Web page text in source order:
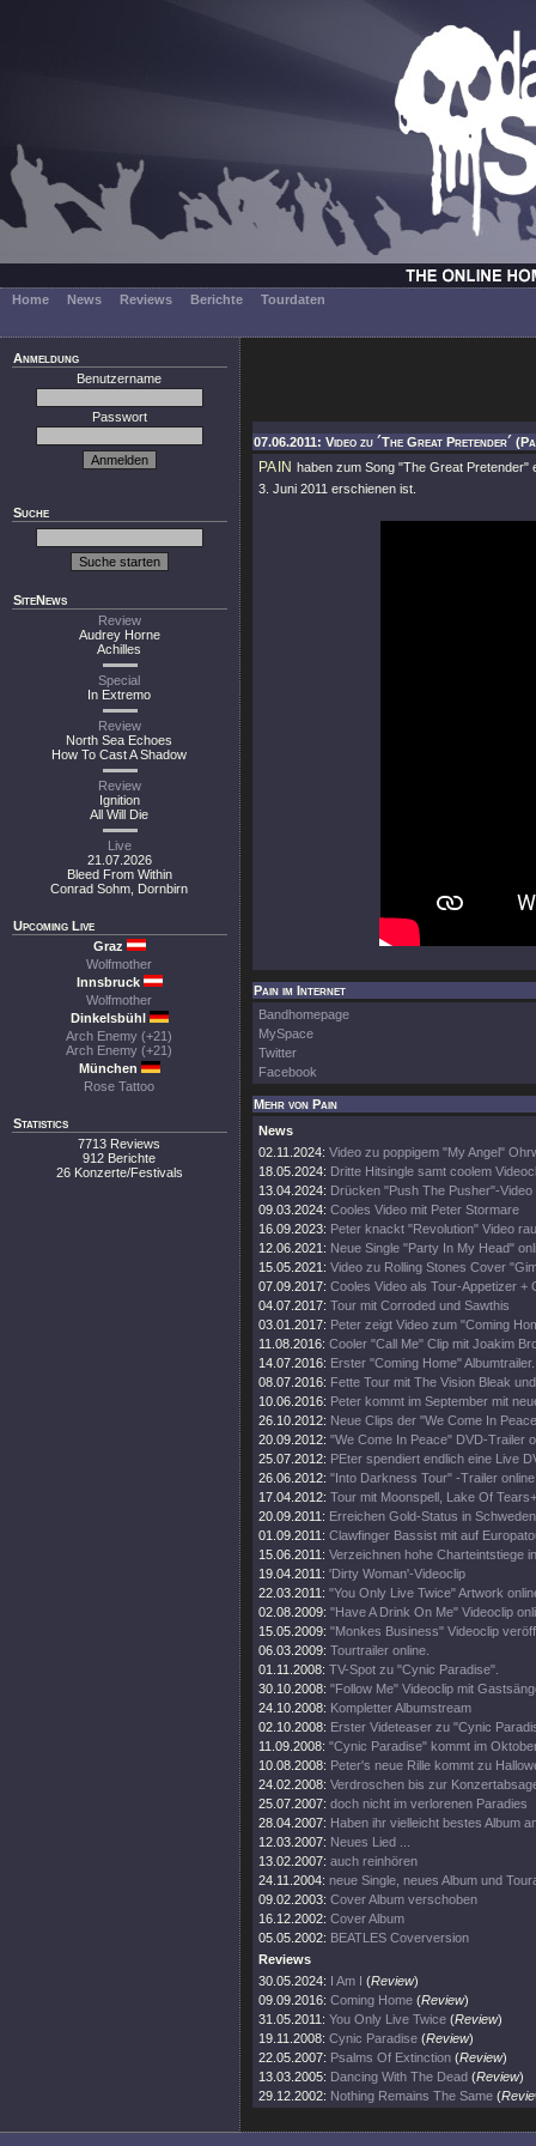
Home News Reviews Berichte Tourdaten
Anmeldung
Benutzername
Passwort
Suche
SiteNews
Review
Audrey Horne
Achilles
Special
In Extremo
Review
North Sea Echoes
How To Cast A Shadow
Review
Ignition
All Will Die
Live
21.07.2026
Bleed From Within
Conrad Sohm, Dornbirn
Upcoming Live
Graz
Wolfmother
Innsbruck
Wolfmother
Dinkelsbühl
Arch Enemy (+21)
Arch Enemy (+21)
München
Rose Tattoo
Statistics
7713 Reviews
912 Berichte
26 Konzerte/Festivals
07.06.2011: Video zu ´The Great Pretender´
PAIN haben zum Song"The Great Pretender"
3. Juni 2011 erschienen ist.
Pain im Internet
Bandhomepage
MySpace
Twitter
Facebook
Mehr von Pain
News
02.11.2024: Video zu poppigem "My Angel"
18.05.2024: Dritte Hitsingle samt coolem
13.04.2024: Drücken "Push The Pusher"-Video
09.03.2024: Cooles Video mit Peter Stormare
16.09.2023: Peter knackt "Revolution" Video
12.06.2021: Neue Single "Party In My Head"
15.05.2021: Video zu Rolling Stones Cover
07.09.2017: Cooles Video als Tour-Appetizer +
04.07.2017: Tour mit Corroded und Sawthis
03.01.2017: Peter zeigt Video zum "Coming
11.08.2016: Cooler "Call Me" Clip mit Joakim
14.07.2016: Erster "Coming Home" Albumtrailer.
08.07.2016: Fette Tour mit The Vision Bleak
10.06.2016: Peter kommt im September mit
26.10.2012: Neue Clips der "We Come In
20.09.2012: "We Come In Peace" DVD-Trailer
25.07.2012: PEter spendiert endlich eine Live
26.06.2012: "Into Darkness Tour" -Trailer
17.04.2012: Tour mit Moonspell, Lake Of
20.09.2011: Erreichen Gold-Status in Schweden
01.09.2011: Clawfinger Bassist mit auf
15.06.2011: Verzeichnen hohe Charteintstiege
19.04.2011: 'Dirty Woman'-Videoclip
22.03.2011: "You Only Live Twice" Artwork
02.08.2009: "Have A Drink On Me" Videoclip
15.05.2009: "Monkes Business" Videoclip
06.03.2009: Tourtrailer online.
01.11.2008: TV-Spot zu "Cynic Paradise".
30.10.2008: "Follow Me" Videoclip mit
24.10.2008: Kompletter Albumstream
02.10.2008: Erster Videteaser zu "Cynic
11.09.2008: "Cynic Paradise" kommt im
10.08.2008: Peter's neue Rille kommt zu
24.02.2008: Verdroschen bis zur
25.07.2007: doch nicht im verlorenen Paradies
28.04.2007: Haben ihr vielleicht bestes Album
12.03.2007: Neues Lied ...
13.02.2007: auch reinhören
24.11.2004: neue Single, neues Album und
09.02.2003: Cover Album verschoben
16.12.2002: Cover Album
05.05.2002: BEATLES Coverversion
Reviews
30.05.2024: I Am I (Review)
09.09.2016: Coming Home (Review)
31.05.2011: You Only Live Twice (Review)
19.11.2008: Cynic Paradise (Review)
22.05.2007: Psalms Of Extinction (Review)
13.03.2005: Dancing With The Dead (Review)
29.12.2002: Nothing Remains The Same (